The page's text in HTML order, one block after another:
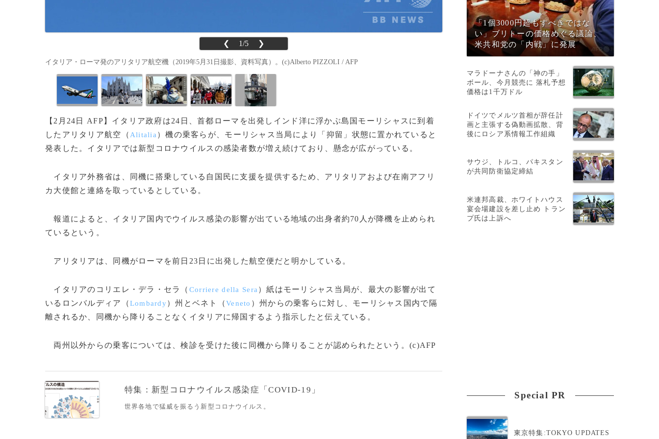
❮ 1/5 ❯
イタリア・ローマ発のアリタリア航空機（2019年5月31日撮影、資料写真）。(c)Alberto PIZZOLI / AFP
【2月24日 AFP】イタリア政府は24日、首都ローマを出発しインド洋に浮かぶ島国モーリシャスに到着
したアリタリア航空（ Alitalia ）機の乗客らが、モーリシャス当局により「抑留」状態に置かれていると
発表した。イタリアでは新型コロナウイルスの感染者数が増え続けており、懸念が広がっている。
イタリア外務省は、同機に搭乗している自国民に支援を提供するため、アリタリアおよび在南アフリ
カ大使館と連絡を取っているとしている。
報道によると、イタリア国内でウイルス感染の影響が出ている地域の出身者約70人が降機を止められ
ているという。
アリタリアは、同機がローマを前日23日に出発した航空便だと明かしている。
イタリアのコリエレ・デラ・セラ（ Corriere della Sera ）紙はモーリシャス当局が、最大の影響が出て
いるロンバルディア（Lombardy）州とベネト（Veneto ）州からの乗客らに対し、モーリシャス国内で隔
離されるか、同機から降りることなくイタリアに帰国するよう指示したと伝えている。
両州以外からの乗客については、検診を受けた後に同機から降りることが認められたという。(c)AFP
特集：新型コロナウイルス感染症「COVID-19」
世界各地で猛威を振るう新型コロナウイルス。
「1個3000円超もすべきではな
い」ブリトーの価格めぐる議論、
米共和党の「内戦」に発展
マラドーナさんの「神の手」
ボール、今月競売に 落札予想
価格は1千万ドル
ドイツでメルツ首相が辞任計
画と主張する偽動画拡散、背
後にロシア系情報工作組織
サウジ、トルコ、パキスタン
が共同防衛協定締結
米連邦高裁、ホワイトハウス
宴会場建設を差し止め トラン
プ氏は上訴へ
Special PR
東京特集:TOKYO UPDATES